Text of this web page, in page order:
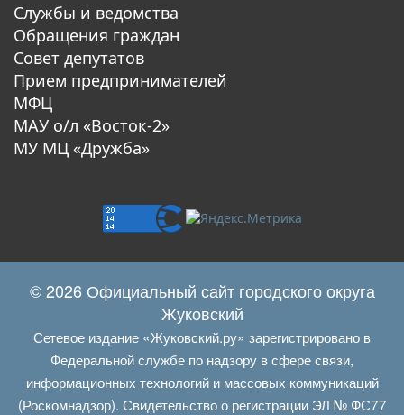
Службы и ведомства
Обращения граждан
Совет депутатов
Прием предпринимателей
МФЦ
МАУ о/л «Восток-2»
МУ МЦ «Дружба»
© 2026 Официальный сайт городского округа
Жуковский
Сетевое издание «Жуковский.ру» зарегистрировано в
Федеральной службе по надзору в сфере связи,
информационных технологий и массовых коммуникаций
(Роскомнадзор). Свидетельство о регистрации ЭЛ № ФС77